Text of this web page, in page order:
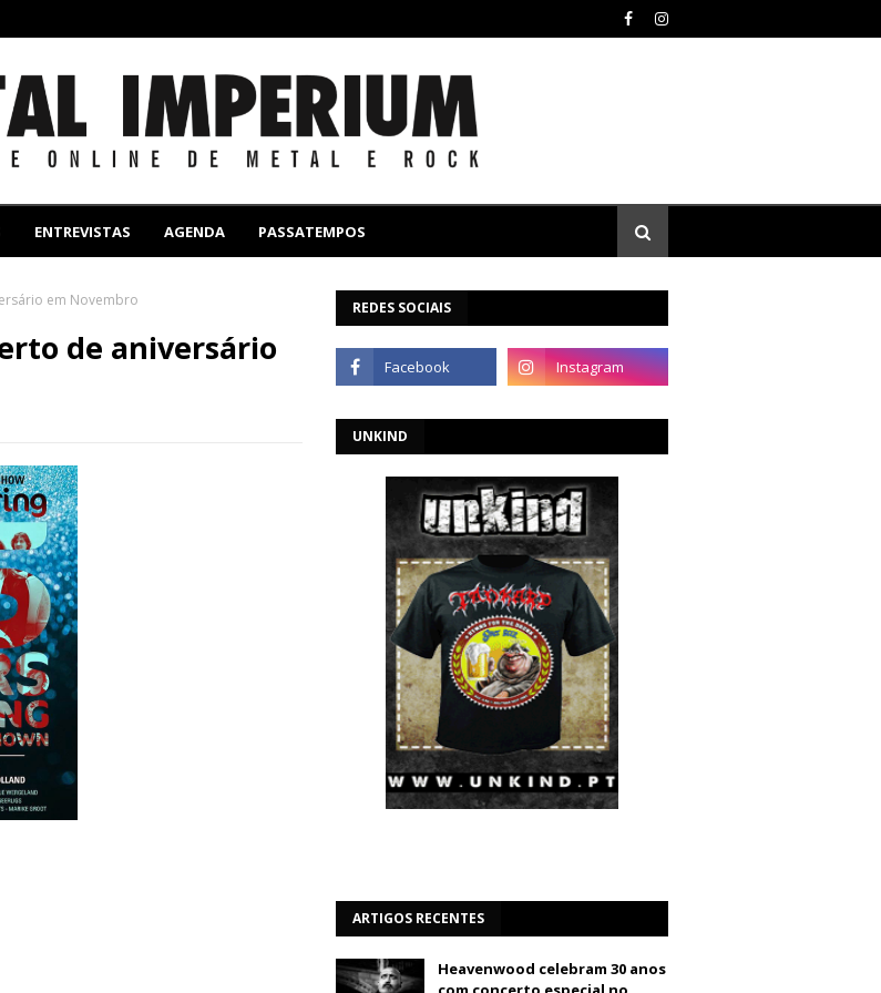
ENTREVISTAS AGENDA PASSATEMPOS
em Novembro
de aniversário
REDES SOCIAIS
UNKIND
ARTIGOS RECENTES
Heavenwood celebram 30 anos